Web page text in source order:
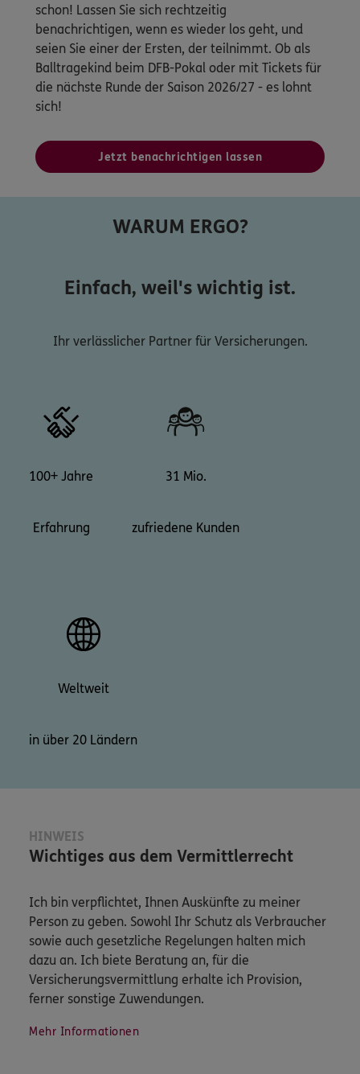
schon! Lassen Sie sich rechtzeitig
benachrichtigen, wenn es wieder los geht, und
seien Sie einer der Ersten, der teilnimmt. Ob als
Balltragekind beim DFB-Pokal oder mit Tickets für
die nächste Runde der Saison 2026/27 - es lohnt
sich!
Jetzt benachrichtigen lassen
WARUM ERGO?
Einfach, weil's wichtig ist.
Ihr verlässlicher Partner für Versicherungen.
100+ Jahre
Erfahrung
31 Mio.
zufriedene Kunden
Weltweit
in über 20 Ländern
HINWEIS
Wichtiges aus dem Vermittlerrecht
Ich bin verpflichtet, Ihnen Auskünfte zu meiner
Person zu geben. Sowohl Ihr Schutz als Verbraucher
sowie auch gesetzliche Regelungen halten mich
dazu an. Ich biete Beratung an, für die
Versicherungsvermittlung erhalte ich Provision,
ferner sonstige Zuwendungen.
Mehr Informationen